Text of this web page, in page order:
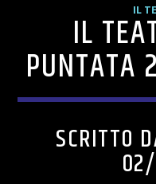
IL
IL
PUNTATA
SCRITTO